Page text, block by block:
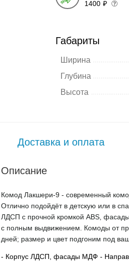
1400 ₽
Габариты
Ширина
Глубина
Высота
Доставка и оплата
Описание
Комод Лакшери-9 - современный
Отлично подойдёт в детскую или в
ЛДСП с прочной кромкой ABS,
с полным выдвижением. Комоды от
дней; размер и цвет подгоним под
- Корпус ЛДСП, фасады МДФ -